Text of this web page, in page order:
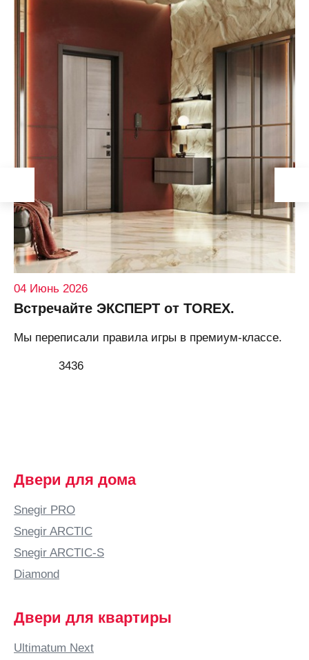
04 Июнь 2026
Встречайте ЭКСПЕРТ от TOREX.
Мы переписали правила игры в премиум-классе.
3436
Двери для дома
Snegir PRO
Snegir ARCTIC
Snegir ARCTIC-S
Diamond
Двери для квартиры
Ultimatum Next